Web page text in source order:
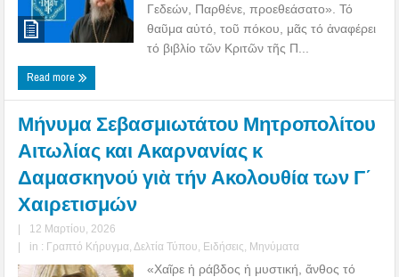
Γεδεών, Παρθένε, προεθεάσατο». Τό
θαῦμα αὐτό, τοῦ πόκου, μᾶς τό ἀναφέρει
τό βιβλίο τῶν Κριτῶν τῆς Π...
Read more
Μήνυμα Σεβασμιωτάτου Μητροπολίτου
Αιτωλίας και Ακαρνανίας κ
Δαμασκηνού γιὰ τήν Ακολουθία των Γ΄
Χαιρετισμών
|
12 Μαρτίου, 2026
|
in : Γραπτό Κήρυγμα Δελτία Τύπου Ειδήσεις Μηνύματα
«Χαῖρε ἡ ράβδος ἡ μυστική, ἄνθος τό